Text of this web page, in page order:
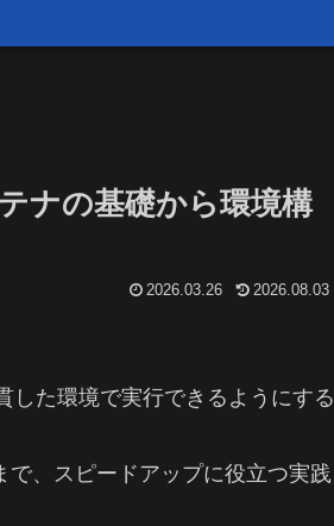
ナの基礎から環境構
2026.03.26 2026.08.03
した環境で実行できるようにする
、スピードアップに役立つ実践